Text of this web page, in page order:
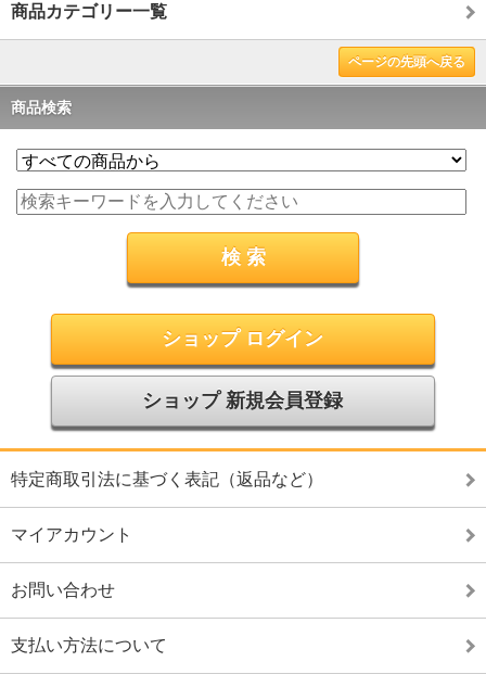
商品カテゴリー一覧
ページの先頭へ戻る
商品検索
ショップ ログイン
ショップ 新規会員登録
特定商取引法に基づく表記（返品など）
マイアカウント
お問い合わせ
支払い方法について